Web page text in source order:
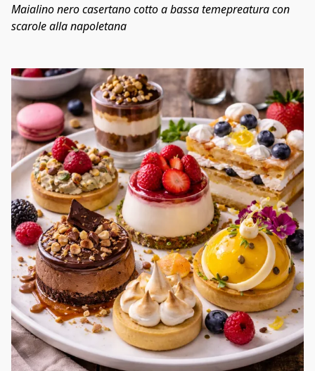
Maialino nero casertano cotto a bassa temepreatura con
scarole alla napoletana